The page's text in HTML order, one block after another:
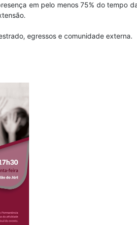
em pelo menos 75% do tempo
egressos e comunidade externa.